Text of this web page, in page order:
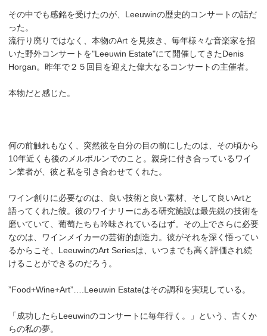
その中でも感銘を受けたのが、Leeuwinの歴史的コンサートの話だ
った。
流行り廃りではなく、本物のArt を見抜き、毎年様々な音楽家を招
いた野外コンサートを"Leeuwin Estate"にて開催してきたDenis
Horgan。昨年で２５回目を迎えた偉大なるコンサートの主催者。
本物だと感じた。
何の前触れもなく、突然彼を自分の目の前にしたのは、その頃から
10年近くも後のメルボルンでのこと。親身に付き合っているワイ
ン業者が、彼と私を引き合わせてくれた。
ワイン創りに必要なのは、良い技術と良い素材、そして良いArtと
語ってくれた彼。彼のワイナリーにある研究施設は最先鋭の技術を
磨いていて、葡萄たちも吟味されているはず。その上でさらに必要
なのは、ワインメイカーの芸術的創造力。彼がそれを深く悟ってい
るからこそ、LeeuwinのArt Seriesは、いつまでも高く評価され続
けることができるのだろう。
”Food+Wine+Art”….Leeuwin Estateはその調和を実現している。
「成功したらLeeuwinのコンサートに毎年行く。」という、古くか
らの私の夢。